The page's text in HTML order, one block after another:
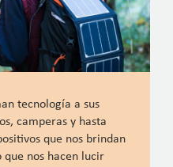
tecnología a sus
camperas y hasta
que nos brindan
nos hacen lucir